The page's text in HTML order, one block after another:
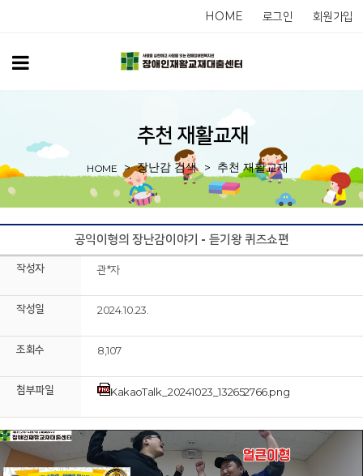
HOME 로그인 회원가입
추천 재활교재
HOME 장난감 검색 추천 재활교재
공익이형의 장난감이야기 - 듣기왕 퀴즈쇼편
작성자 관*자
작성일 2024.10.23.
조회수 8,107
첨부파일 KakaoTalk_20241023_132652766.png